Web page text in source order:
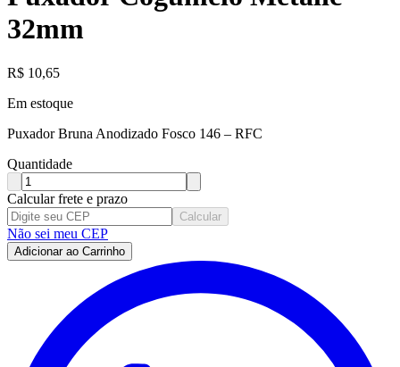
32mm
R$ 10,65
Em estoque
Puxador Bruna Anodizado Fosco 146 – RFC
Quantidade
Calcular frete e prazo
Calcular
Não sei meu CEP
Adicionar ao Carrinho